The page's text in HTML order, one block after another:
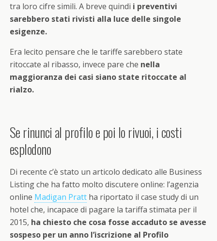
tra loro cifre simili. A breve quindi i preventivi
sarebbero stati rivisti alla luce delle singole
esigenze.
Era lecito pensare che le tariffe sarebbero state
ritoccate al ribasso, invece pare che nella
maggioranza dei casi siano state ritoccate al
rialzo.
Se rinunci al profilo e poi lo rivuoi, i costi
esplodono
Di recente c’è stato un articolo dedicato alle Business
Listing che ha fatto molto discutere online: l’agenzia
online Madigan Pratt ha riportato il case study di un
hotel che, incapace di pagare la tariffa stimata per il
2015, ha chiesto che cosa fosse accaduto se avesse
sospeso per un anno l’iscrizione al Profilo